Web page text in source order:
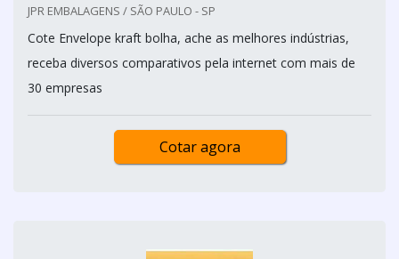
JPR EMBALAGENS / SÃO PAULO - SP
Cote Envelope kraft bolha, ache as melhores indústrias,
receba diversos comparativos pela internet com mais de
30 empresas
Cotar agora